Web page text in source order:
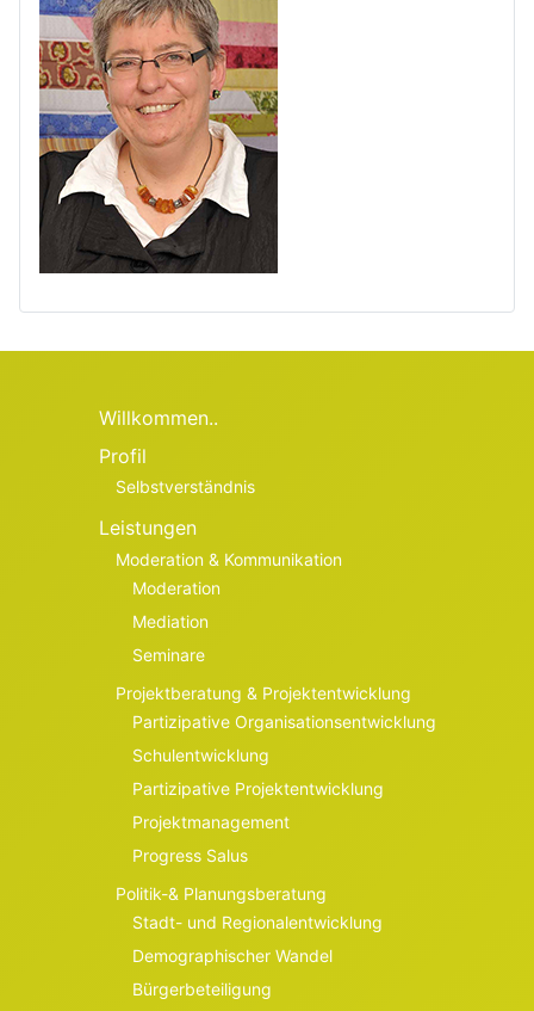
Willkommen..
Profil
Selbstverständnis
Leistungen
Moderation & Kommunikation
Moderation
Mediation
Seminare
Projektberatung & Projektentwicklung
Partizipative Organisationsentwicklung
Schulentwicklung
Partizipative Projektentwicklung
Projektmanagement
Progress Salus
Politik-& Planungsberatung
Stadt- und Regionalentwicklung
Demographischer Wandel
Bürgerbeteiligung